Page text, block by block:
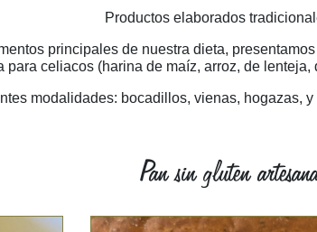
Productos elaborados
principales de nuestra dieta,
para celiacos (harina de maíz, arroz, de
modalidades: bocadillos, vienas, hogazas,
Pan sin gluten